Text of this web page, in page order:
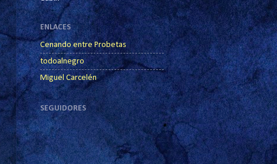
ENLACES
Cenando entre Probetas
todoalnegro
Miguel Carcelén
SEGUIDORES